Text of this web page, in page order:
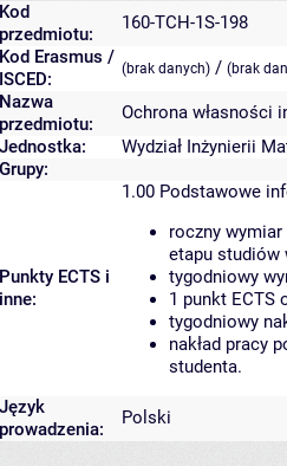
Kod
przedmiotu:
160-TCH-1S-198
Kod Erasmus /
ISCED:
(brak danych) / (brak
Nazwa
przedmiotu:
Ochrona własności
Jednostka:
Wydział Inżynierii
Grupy:
Punkty ECTS i
inne:
1.00 Podstawowe
roczny
etapu studiów
tygodniowy
1 punkt ECTS
tygodniowy
nakład pracy
studenta.
Język
prowadzenia:
Polski